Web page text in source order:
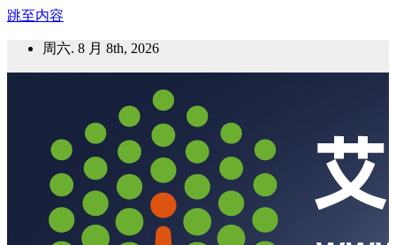
跳至内容
周六. 8 月 8th, 2026